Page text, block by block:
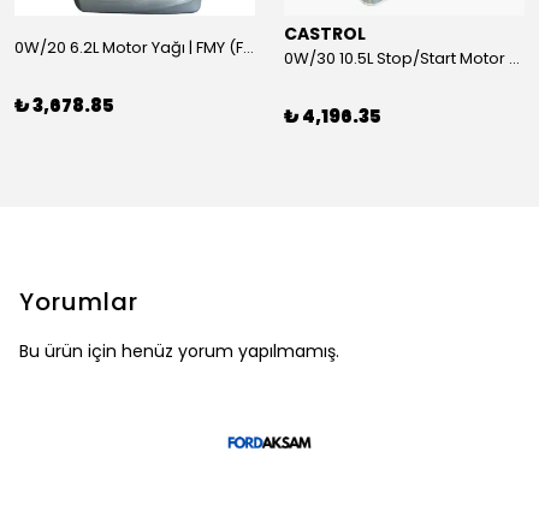
0W/20 6.2L Motor Yağı | FMY (Ford Motor Yağları)
₺ 3,678.85
CASTROL
0W/30 10.5L Stop/Start Motor Yağı | CASTROL
₺ 4,196.35
Yorumlar
Bu ürün için henüz yorum yapılmamış.